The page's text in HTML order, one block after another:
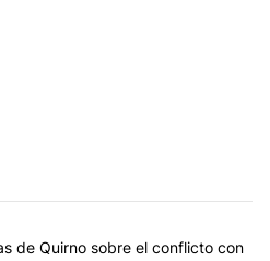
con más comentarios en los
título "Las inconsistencias de
de Quirno sobre el conflicto con